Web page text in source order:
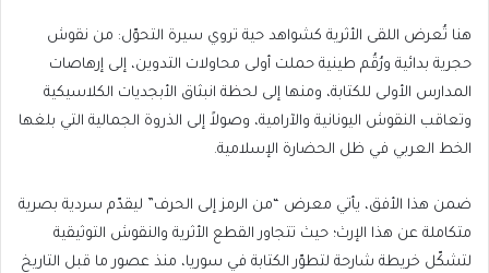
هنا تُعرض اللقى الأثرية كشواهد حية تروي سيرة التحوّل: من نقوش
حجرية بدائية ورُقُم طينية حملت أولى محاولات التدوين، إلى إرهاصات
المدارس الأولى للكتابة، ومنها إلى لحظة انبثاق الأبجديات الكلاسيكية
وتعاقب النقوش اليونانية والآرامية، وصولاً إلى الذروة الجمالية التي بلغها
الخط العربي في ظل الحضارة الإسلامية.
ضمن هذا الأفق، يأتي معرض “من الرمز إلى الحرف” ليقدّم سردية بصرية
متكاملة عن هذا الإرث؛ حيث تتجاور القطع الأثرية والنقوش التوثيقية
لتشكّل خريطة شارحة لتطوّر الكتابة في سوريا، منذ عصور ما قبل التاريخ